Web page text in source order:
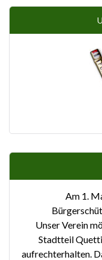
Am 1.
Unser Verein
Stadtteil
aufrechterhalten.